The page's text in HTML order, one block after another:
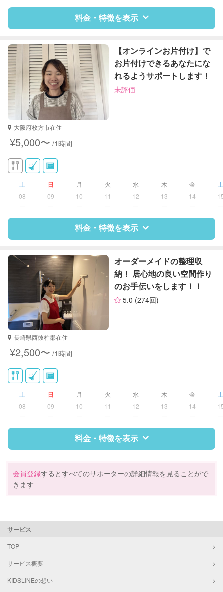
料金・特徴を表示
特徴 料金 レビュー
サポートの特徴
資格 栄養士
対応可能/特徴
近隣買い物
【オンラインお片付け】で
お片付けできるあなたにな
れるようサポートします！
未評価
大阪府枚方市在住
¥5,000〜 /1時間
土 日 月 火 水 木 金
08
09 10 11 12 13 14
料金・特徴を表示
特徴 料金 レビュー
サポートの特徴
資格
対応可能/特徴
掃除（洗面所、お風呂場、お手洗
ゴミの分別/ゴミ出し
近隣買い物
庭の手入れ/植木の水やり
オーダーメイドの整理収
納！ 居心地の良い空間作り
のお手伝いをします！！
5.0 (274回)
長崎県西彼杵郡在住
¥2,500〜 /1時間
土 日 月 火 水 木 金
08
09 10 11 12 13 14
料金・特徴を表示
資格
企業型割引対象(旧内閣府補助対象)
対応可能/特徴
会員登録するとすべてのサポーターの詳細情報を見ることがで
きます
サービス
TOP
サービス概要
KIDSLINEの想い